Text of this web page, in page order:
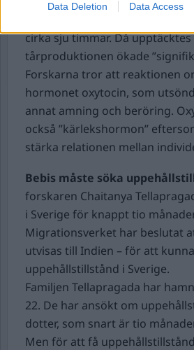
Data Deletion Data Access
cirka sju timmar. Då
tårproduktionen ökade
Forskarna tror att reaktionen
hormonet oxytocin, som
annat amning och beröring.
också ”kärlekshormon”
stärka relationen mellan
Bebis måste söka
forskaren Chaitanya
i Sverige för knappt tio
Migrationsverket har beslutat
utvisas till Indien – för att
uppehållstillstånd i Sverige.
Familjen Tellapragada har
22. De har ansökt om
dotter, som snart är tio
Men för att få